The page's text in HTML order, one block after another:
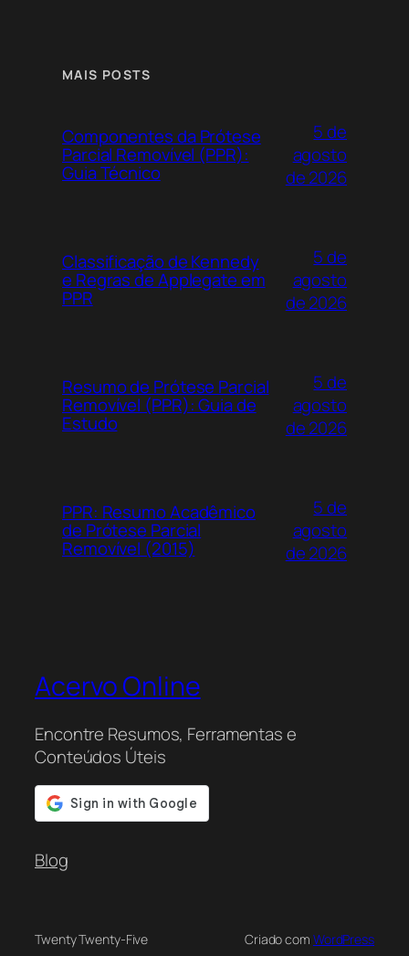
MAIS POSTS
Componentes da Prótese
Parcial Removível (PPR):
Guia Técnico
5 de
agosto
de 2026
Classificação de Kennedy
e Regras de Applegate em
PPR
5 de
agosto
de 2026
Resumo de Prótese Parcial
Removível (PPR): Guia de
Estudo
5 de
agosto
de 2026
PPR: Resumo Acadêmico
de Prótese Parcial
Removível (2015)
5 de
agosto
de 2026
Acervo Online
Encontre Resumos, Ferramentas e
Conteúdos Úteis
Blog
Twenty Twenty-Five Criado com WordPress